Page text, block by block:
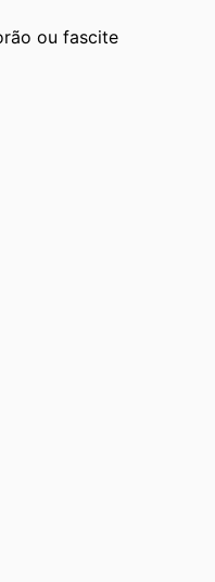
ou fascite